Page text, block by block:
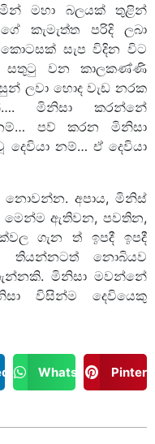
මහා බලයක් තුළින්
කැමැත්ත පරිදි ලබා
කොටසක් සැප විදින විට
සතුටු වන කාලකණ්ණි
ලවා හොද වැඩ නරක
මිනිසා කරන්නේ
පව් කරන මිනිසා
නම්… ඒ දෙවියා
නොවන්න. අපාය, මිනිස්
මෙන්ම ඇතිවන, පවතින,
ගැන ත් ඉපදී ඉපදී
තියන්නටත් නොබියව
මිනිසා මවන්නේ
විසින්ම දෙවියෙකු
WhatsApp